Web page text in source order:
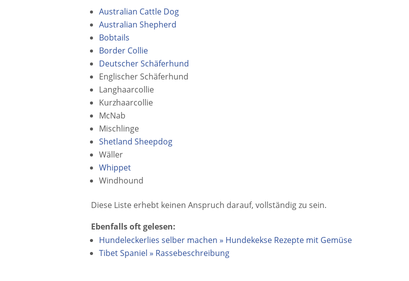
Australian Cattle Dog
Australian Shepherd
Bobtails
Border Collie
Deutscher Schäferhund
Englischer Schäferhund
Langhaarcollie
Kurzhaarcollie
McNab
Mischlinge
Shetland Sheepdog
Wäller
Whippet
Windhound
Diese Liste erhebt keinen Anspruch darauf, vollständig zu sein.
Ebenfalls oft gelesen:
Hundeleckerlies selber machen » Hundekekse Rezepte mit Gemüse
Tibet Spaniel » Rassebeschreibung